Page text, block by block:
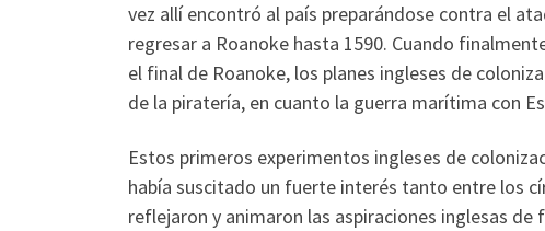
vez allí encontró al país preparándose contra el
regresar a Roanoke hasta 1590. Cuando
el final de Roanoke, los planes ingleses de
de la piratería, en cuanto la guerra marítima con
Estos primeros experimentos ingleses de
había suscitado un fuerte interés tanto entre los
reflejaron y animaron las aspiraciones inglesas